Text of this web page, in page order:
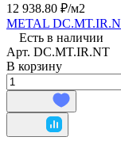
12 938.80 ₽/м2
METAL
Есть в наличии
Арт. DC.MT.IR.NT
В корзину